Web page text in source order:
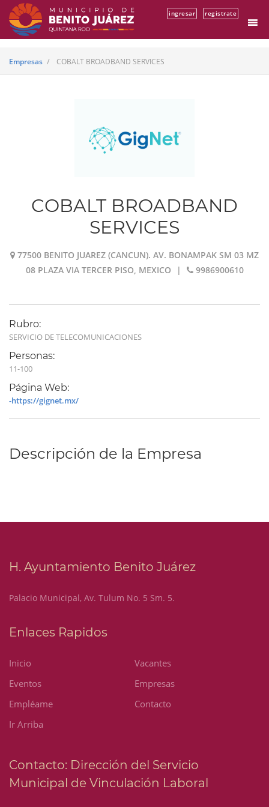
ingresar registrate
Empresas COBALT BROADBAND SERVICES
COBALT BROADBAND
SERVICES
77500 BENITO JUAREZ (CANCUN). AV. BONAMPAK SM 03 MZ
08 PLAZA VIA TERCER PISO, MEXICO
| 9986900610
Rubro:
SERVICIO DE TELECOMUNICACIONES
Personas:
11-100
Página Web:
-https://gignet.mx/
Descripción de la Empresa
H. Ayuntamiento Benito Juárez
Palacio Municipal, Av. Tulum No. 5 Sm. 5.
Enlaces Rapidos
Inicio
Vacantes
Eventos
Empresas
Empléame
Contacto
Ir Arriba
Contacto: Dirección del Servicio
Municipal de Vinculación Laboral